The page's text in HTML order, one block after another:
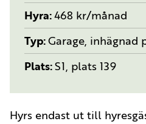
Hyra 468 kr/månad
Typ Garage, inhägnad
Plats S1, plats 139
Hyrs endast ut till